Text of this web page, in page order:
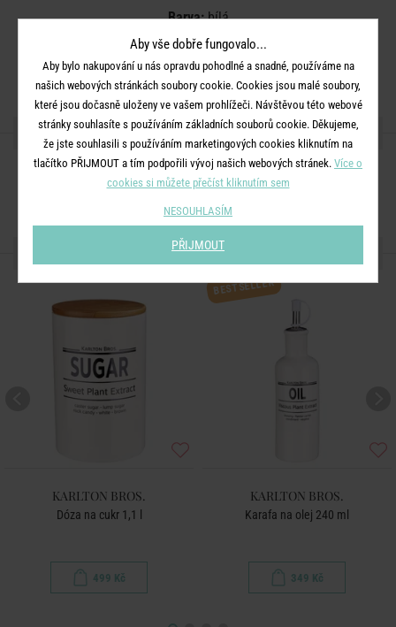
Barva:bílá
Rozměry:průměr 22 cm, V 10,70 cm
Materiál:porcelán, bambus
SDÍLEJTE S PŘÁTELI
DALŠÍ PRODUKTY ZE SÉRIE
KARLTON BROS.
Dóza na cukr 1,1 l
499 Kč
BESTSELLER
KARLTON BROS.
Karafa na olej 240 ml
349 Kč
Aby vše dobře fungovalo...
Aby bylo nakupování u nás opravdu pohodlné a snadné, používáme na
našich webových stránkách soubory cookie. Cookies jsou malé soubory,
které jsou dočasně uloženy ve vašem prohlížeči. Návštěvou této webové
stránky souhlasíte s používáním základních souborů cookie. Děkujeme,
že jste souhlasili s používáním marketingových cookies kliknutím na
tlačítko PŘIJMOUT a tím podpořili vývoj našich webových stránek. Více o
cookies si můžete přečíst kliknutím sem
NESOUHLASÍM
PŘIJMOUT